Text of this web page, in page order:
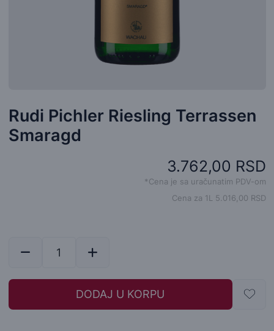
Rudi Pichler Riesling Terrassen
Smaragd
3.762,00 RSD
*Cena je sa uračunatim PDV-om
Cena za 1L 5.016,00 RSD
DODAJ U KORPU